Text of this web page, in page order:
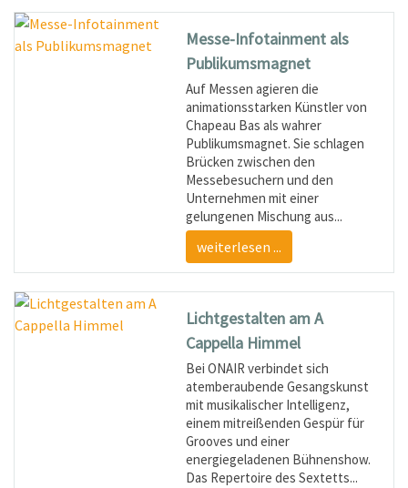
Messe-Infotainment als
Publikumsmagnet
Auf Messen agieren die
animationsstarken Künstler von
Chapeau Bas als wahrer
Publikumsmagnet. Sie schlagen
Brücken zwischen den
Messebesuchern und den
Unternehmen mit einer
gelungenen Mischung aus...
weiterlesen ...
Lichtgestalten am A
Cappella Himmel
Bei ONAIR verbindet sich
atemberaubende Gesangskunst
mit musikalischer Intelligenz,
einem mitreißenden Gespür für
Grooves und einer
energiegeladenen Bühnenshow.
Das Repertoire des Sextetts...